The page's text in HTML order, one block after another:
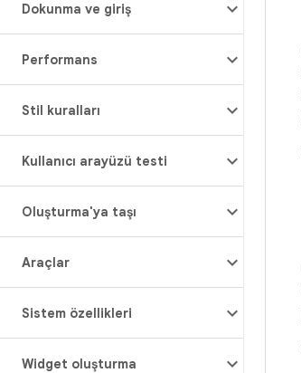
Dokunma ve giriş
Performans
Stil kuralları
Kullanıcı arayüzü testi
Oluşturma'ya taşı
Araçlar
Sistem özellikleri
Widget oluşturma